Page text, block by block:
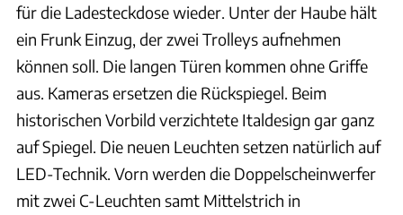
für die Ladesteckdose wieder. Unter der Haube hält
ein Frunk Einzug, der zwei Trolleys aufnehmen
können soll. Die langen Türen kommen ohne Griffe
aus. Kameras ersetzen die Rückspiegel. Beim
historischen Vorbild verzichtete Italdesign gar ganz
auf Spiegel. Die neuen Leuchten setzen natürlich auf
LED-Technik. Vorn werden die Doppelscheinwerfer
mit zwei C-Leuchten samt Mittelstrich in